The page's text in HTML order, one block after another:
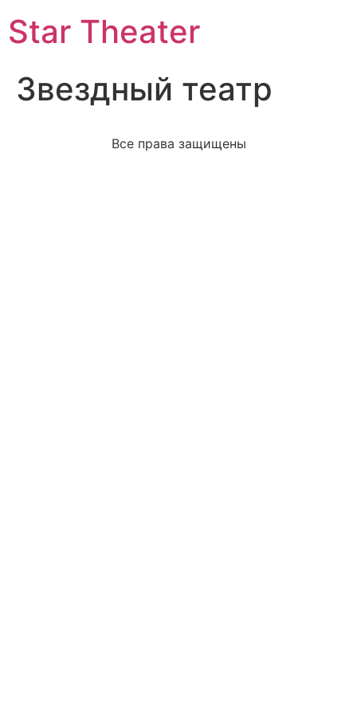
Star Theater
Звездный театр
Все права защищены